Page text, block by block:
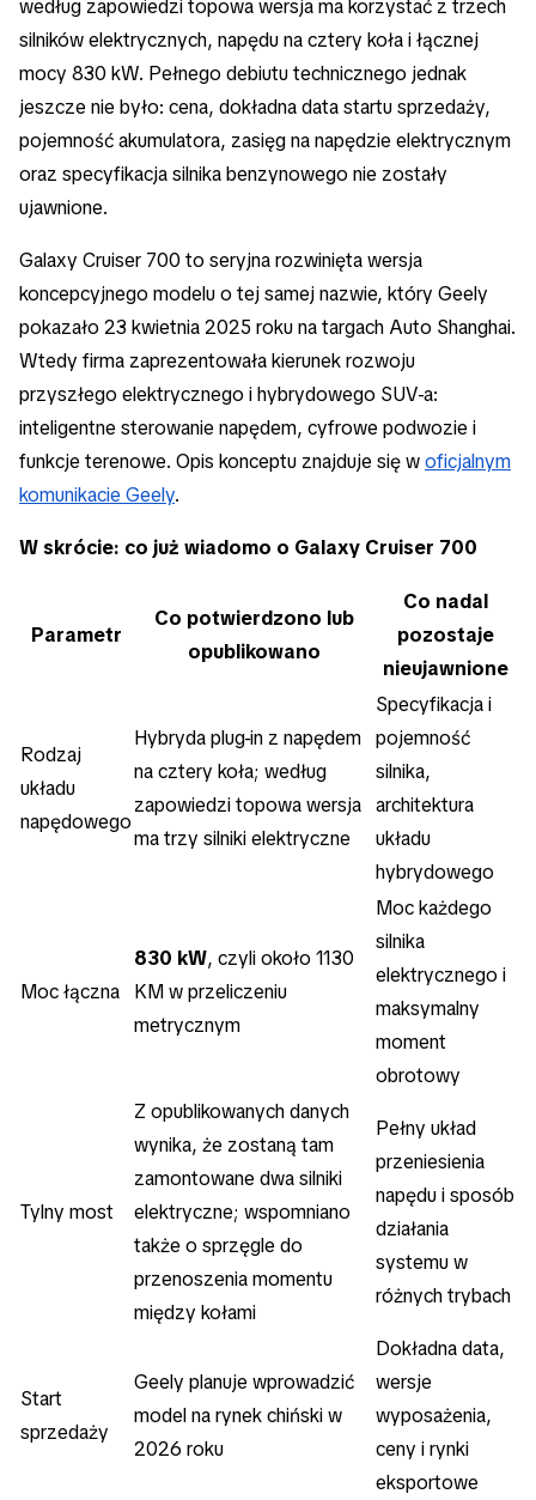
według zapowiedzi topowa wersja ma korzystać z trzech
silników elektrycznych, napędu na cztery koła i łącznej
mocy 830 kW. Pełnego debiutu technicznego jednak
jeszcze nie było: cena, dokładna data startu sprzedaży,
pojemność akumulatora, zasięg na napędzie elektrycznym
oraz specyfikacja silnika benzynowego nie zostały
ujawnione.
Galaxy Cruiser 700 to seryjna rozwinięta wersja
koncepcyjnego modelu o tej samej nazwie, który Geely
pokazało 23 kwietnia 2025 roku na targach Auto Shanghai.
Wtedy firma zaprezentowała kierunek rozwoju
przyszłego elektrycznego i hybrydowego SUV-a:
inteligentne sterowanie napędem, cyfrowe podwozie i
funkcje terenowe. Opis konceptu znajduje się woficjalnym
komunikacie Geely.
W skrócie: co już wiadomo o Galaxy Cruiser 700
Parametr
Co potwierdzono lub
opublikowano
Co nadal
pozostaje
nieujawnione
Rodzaj
układu
napędowego
Hybryda plug-in z napędem
na cztery koła; według
zapowiedzi topowa wersja
ma trzy silniki elektryczne
Specyfikacja i
pojemność
silnika,
architektura
układu
hybrydowego
Moc łączna
830 kW, czyli około 1130
KM w przeliczeniu
metrycznym
Moc każdego
silnika
elektrycznego i
maksymalny
moment
obrotowy
Tylny most
Z opublikowanych danych
wynika, że zostaną tam
zamontowane dwa silniki
elektryczne; wspomniano
także o sprzęgle do
przenoszenia momentu
między kołami
Pełny układ
przeniesienia
napędu i sposób
działania
systemu w
różnych trybach
Start
sprzedaży
Geely planuje wprowadzić
model na rynek chiński w
2026 roku
Dokładna data,
wersje
wyposażenia,
ceny i rynki
eksportowe